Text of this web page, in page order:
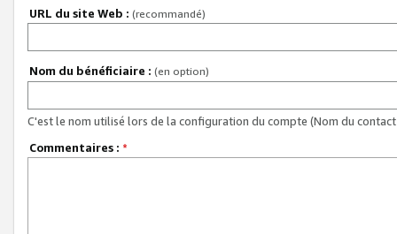
URL du site Web : (recommandé)
Nom du bénéficiaire : (en option)
C'est le nom utilisé lors de la configuration du compte (Nom du
Commentaires : *